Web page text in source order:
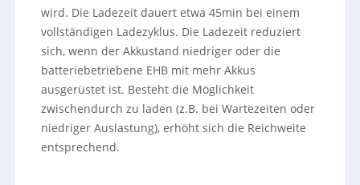
wird. Die Ladezeit dauert etwa 45min bei einem
vollständigen Ladezyklus. Die Ladezeit reduziert
sich, wenn der Akkustand niedriger oder die
batteriebetriebene EHB mit mehr Akkus
ausgerüstet ist. Besteht die Möglichkeit
zwischendurch zu laden (z.B. bei Wartezeiten oder
niedriger Auslastung), erhöht sich die Reichweite
entsprechend.